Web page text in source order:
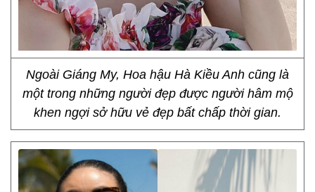
Ngoài Giáng My, Hoa hậu Hà Kiều Anh cũng là
một trong những người đẹp được người hâm mộ
khen ngợi sở hữu vẻ đẹp bất chấp thời gian.